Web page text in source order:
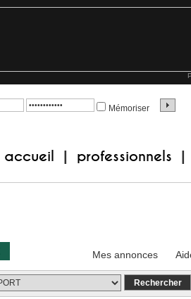
Mémoriser
accueil professionnels
Mes annonces